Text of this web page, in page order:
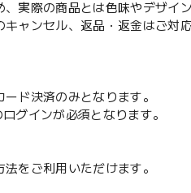
、実際の商品とは色味やデザイ
キャンセル、返品・返金はご対
ド決済のみとなります。
グインが必須となります。
をご利用いただけます。